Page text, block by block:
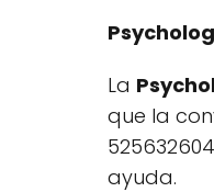
La
que la
ayuda.